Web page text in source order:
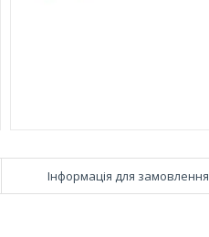
Інформація для замовлення